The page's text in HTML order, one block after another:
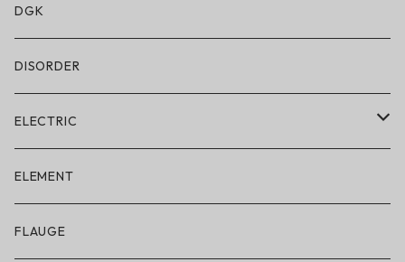
水着/スイムウェア
DGK
DISORDER
ELECTRIC
ELECTRIC × ON THE ROAM
アパレル
ELEMENT
FLAUGE